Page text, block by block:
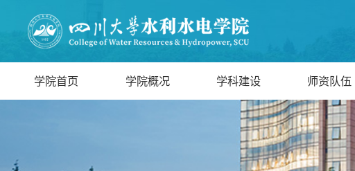
学院首页 学院概况 学科建设 师资队伍